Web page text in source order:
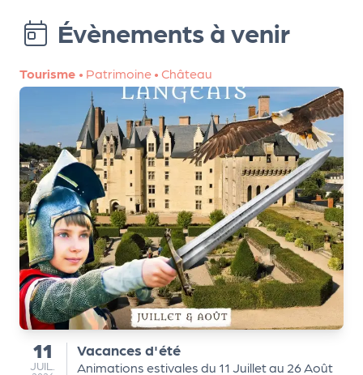
Évènements à venir
Tourisme • Patrimoine • Château
du
11
JUILLET
JUIL.
Vacances d'été
Animations estivales du 11 Juillet au 26 Août
le
PR
O
G!
N
os
se
rvi
ce
s
L
e